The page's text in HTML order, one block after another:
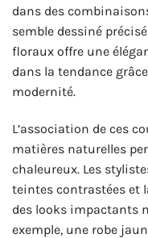
dans des
semble dessiné
floraux offre une
dans la tendance
modernité.
L’association de ces
matières naturelles
chaleureux. Les
teintes contrastées et
des looks impactants
exemple, une robe